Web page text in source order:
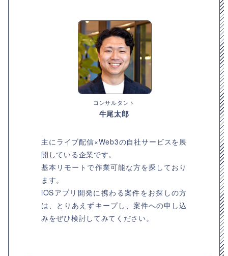
コンサルタント
牛尾太郎
主にライブ配信×Web3の自社サービスを展
開している企業です。
基本リモートで作業可能な方を探しており
ます。
iOSアプリ開発に携わる案件をお探しの方
は、とりあえずキープし、案件への申し込
みをぜひ検討してみてください。